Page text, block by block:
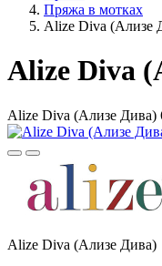
Пряжа в мотках
Alize Diva (Ализе
Alize Diva
Alize Diva (Ализе Дива)
Alize Diva (Ализе Дива)